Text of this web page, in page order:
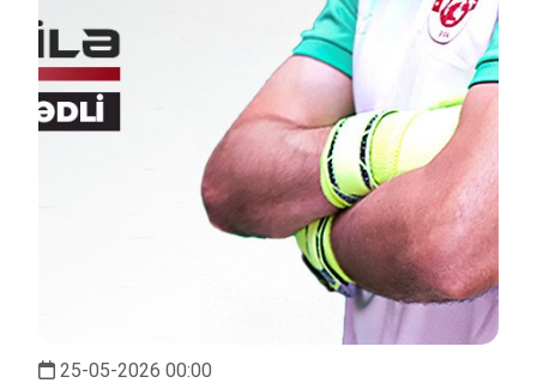
25-05-2026 00:00